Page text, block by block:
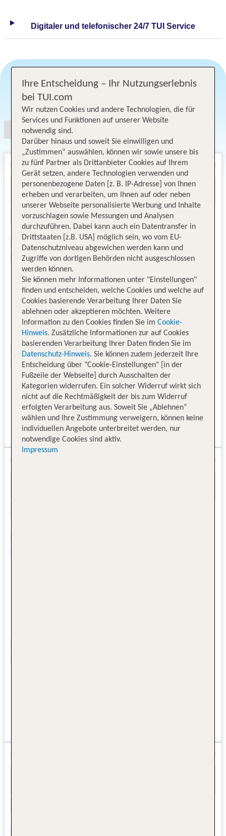
Digitaler und telefonischer 24/7 TUI Service
Angebotsauswahl
Ihre Entscheidung – Ihr Nutzungserlebnis
bei TUI.com
Wir nutzen Cookies und andere Technologien, die für
Services und Funktionen auf unserer Website
notwendig sind.
Darüber hinaus und soweit Sie einwilligen und
„Zustimmen“ auswählen, können wir sowie unsere bis
zu fünf Partner als Drittanbieter Cookies auf Ihrem
Gerät setzen, andere Technologien verwenden und
personenbezogene Daten [z. B. IP-Adresse] von Ihnen
erheben und verarbeiten, um Ihnen auf oder neben
unserer Webseite personalisierte Werbung und Inhalte
vorzuschlagen sowie Messungen und Analysen
durchzuführen. Dabei kann auch ein Datentransfer in
Drittstaaten [z.B. USA] möglich sein, wo vom EU-
Datenschutzniveau abgewichen werden kann und
Zugriffe von dortigen Behörden nicht ausgeschlossen
werden können.
Sie können mehr Informationen unter "Einstellungen"
finden und entscheiden, welche Cookies und welche auf
Cookies basierende Verarbeitung Ihrer Daten Sie
ablehnen oder akzeptieren möchten. Weitere
Information zu den Cookies finden Sie im Cookie-
Hinweis. Zusätzliche Informationen zur auf Cookies
basierenden Verarbeitung Ihrer Daten finden Sie im
Datenschutz-Hinweis. Sie können zudem jederzeit Ihre
Entscheidung über "Cookie-Einstellungen" [in der
Fußzeile der Webseite] durch Ausschalten der
Kategorien widerrufen. Ein solcher Widerruf wirkt sich
nicht auf die Rechtmäßigkeit der bis zum Widerruf
erfolgten Verarbeitung aus. Soweit Sie „Ablehnen“
wählen und Ihre Zustimmung verweigern, können keine
individuellen Angebote unterbreitet werden, nur
notwendige Cookies sind aktiv.
Impressum